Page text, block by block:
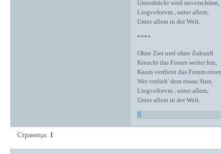
Unterdrückt wird unverschämt,
Lingvoforvm , unter allem,
Unter allem in der Welt.
****
Ohne Zier und ohne Zukunft
Kreucht das Forum weiter hin,
Kaum verdient das Forum
Wer verlieh' dem etwas Sinn.
Lingvoforvm , unter allem,
Unter allem in der Welt.
0
Страница: 1